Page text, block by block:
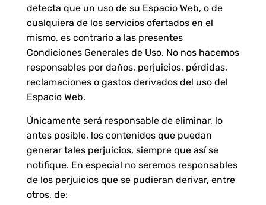
detecta que un uso de su Espacio Web, o de
cualquiera de los servicios ofertados en el
mismo, es contrario a las presentes
Condiciones Generales de Uso. No nos hacemos
responsables por daños, perjuicios, pérdidas,
reclamaciones o gastos derivados del uso del
Espacio Web.
Únicamente será responsable de eliminar, lo
antes posible, los contenidos que puedan
generar tales perjuicios, siempre que así se
notifique. En especial no seremos responsables
de los perjuicios que se pudieran derivar, entre
otros, de: